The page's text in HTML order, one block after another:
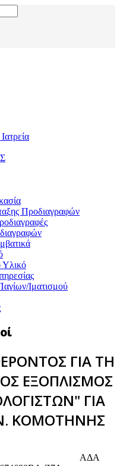
Προδιαγραφών
Υλικό
Ιματισμού
ΓΙΑ ΤΗ
ΕΞΟΠΛΙΣΜΟΣ
ΓΙΑ
ΚΟΜΟΤΗΝΗΣ